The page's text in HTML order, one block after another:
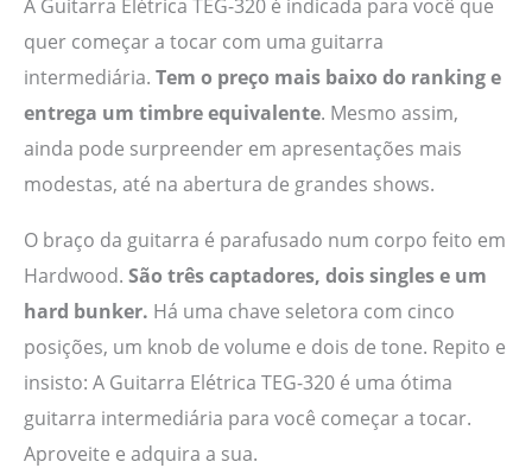
A Guitarra Elétrica TEG-320 é indicada para você que
quer começar a tocar com uma guitarra
intermediária. Tem o preço mais baixo do ranking e
entrega um timbre equivalente. Mesmo assim,
ainda pode surpreender em apresentações mais
modestas, até na abertura de grandes shows.
O braço da guitarra é parafusado num corpo feito em
Hardwood. São três captadores, dois singles e um
hard bunker. Há uma chave seletora com cinco
posições, um knob de volume e dois de tone. Repito e
insisto: A Guitarra Elétrica TEG-320 é uma ótima
guitarra intermediária para você começar a tocar.
Aproveite e adquira a sua.